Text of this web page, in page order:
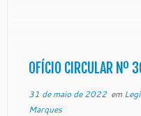
OFÍCIO CIRCULAR
31 de maio de 2022em
Marques